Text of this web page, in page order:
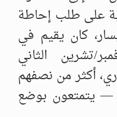
على طلب إحاطة
كان يقيم في
تشرين الثاني
ألفًا و401 سوري، أكثر من نصفهم
و348 شخصًا — يتمتعون بوضع